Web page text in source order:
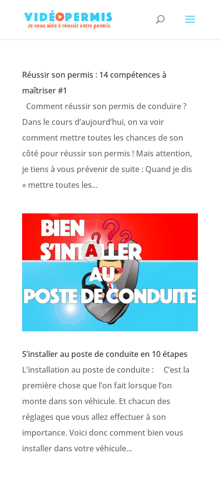
Réussir son permis : 14 compétences à
maîtriser #1
Comment réussir son permis de conduire ?
Dans le cours d’aujourd’hui, on va voir
comment mettre toutes les chances de son
côté pour réussir son permis ! Mais attention,
je tiens à vous prévenir de suite : Quand je dis
« mettre toutes les...
S’installer au poste de conduite en 10 étapes
L’installation au poste de conduite : C’est la
première chose que l’on fait lorsque l’on
monte dans son véhicule. Et chacun des
réglages que vous allez effectuer à son
importance. Voici donc comment bien vous
installer dans votre véhicule...